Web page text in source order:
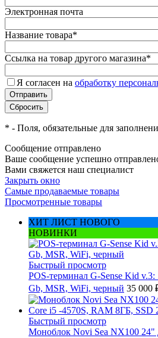
Электронная почта
Название товара*
Ссылка на товар другого магазина*
Я согласен на обработку
* - Поля, обязательные для
Сообщение отправлено
Ваше сообщение успешно
Вами свяжется наш специалист
Закрыть окно
Самые продаваемые товары
Просмотренные товары
ХИТ ЛИСТ НОВОГО
НОВИНКИ
Быстрый просмотр
POS-терминал G-Sense Kid
Gb, MSR, WiFi, черный 35 000
Быстрый просмотр
Моноблок Novi Sea NX100 24"